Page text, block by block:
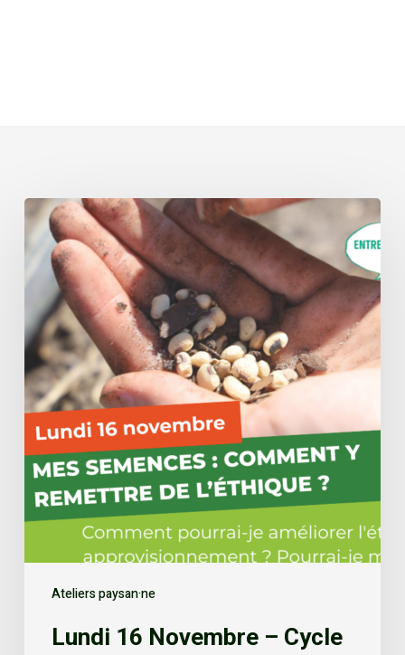
Ateliers paysan·ne
Lundi 16 Novembre – Cycle